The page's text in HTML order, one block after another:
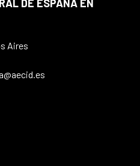
DE ESPAÑA EN
Aires